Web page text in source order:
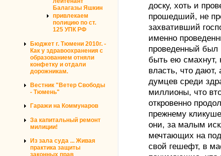
Балагазы Яшкин
привлекаем
полицию по ст.
125 УПК РФ
Бюджет г. Тюмени 2010г. -
Как у здравоохранения с
образованием отняли
конфетку и отдали
дорожникам.
Вестник "Ветер Свободы
- Тюмень"
Гаражи на Коммунаров
За капитальный ремонт
милиции!
Из зала суда ... Живая
практика защиты
законных прав
доску, хоть и
прошедший, не
захвативший
именно
проведенный
быть ею смахнут,
власть, что дают,
думцев среди
миллионы, что
откровенно
прежнему
они, за малым
мечтающих на
свой гешефт, в